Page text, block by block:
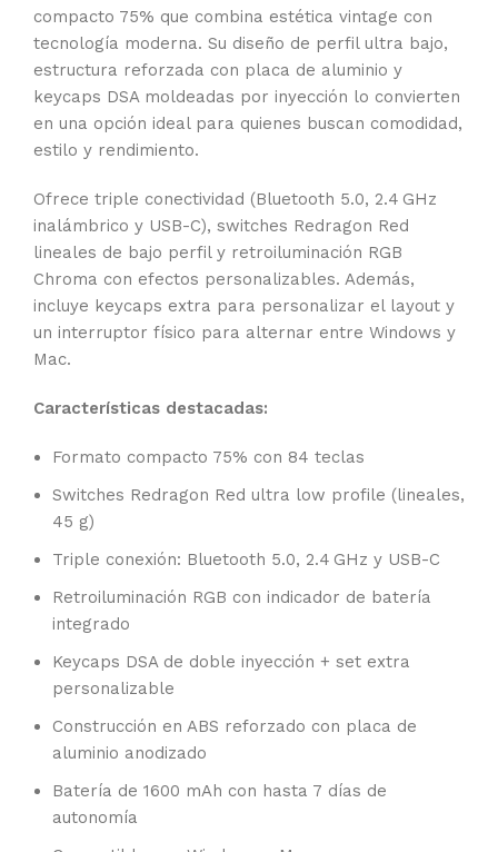
compacto 75% que combina estética vintage con
tecnología moderna. Su diseño de perfil ultra bajo,
estructura reforzada con placa de aluminio y
keycaps DSA moldeadas por inyección lo convierten
en una opción ideal para quienes buscan comodidad,
estilo y rendimiento.
Ofrece triple conectividad (Bluetooth 5.0, 2.4 GHz
inalámbrico y USB-C), switches Redragon Red
lineales de bajo perfil y retroiluminación RGB
Chroma con efectos personalizables. Además,
incluye keycaps extra para personalizar el layout y
un interruptor físico para alternar entre Windows y
Mac.
Características destacadas:
Formato compacto 75% con 84 teclas
Switches Redragon Red ultra low profile (lineales,
45 g)
Triple conexión: Bluetooth 5.0, 2.4 GHz y USB-C
Retroiluminación RGB con indicador de batería
integrado
Keycaps DSA de doble inyección + set extra
personalizable
Construcción en ABS reforzado con placa de
aluminio anodizado
Batería de 1600 mAh con hasta 7 días de
autonomía